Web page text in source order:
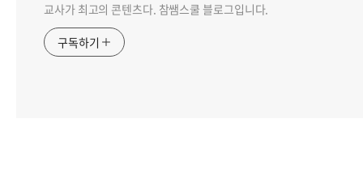
교사가 최고의 콘텐츠다. 참쌤스쿨 블로그입니다.
구독하기